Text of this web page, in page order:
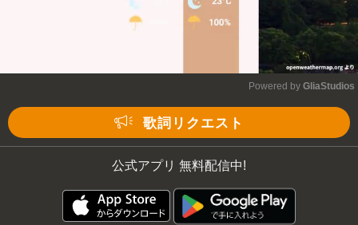
Powered by GliaStudios
歌詞リクエスト
公式アプリ 無料配信中!